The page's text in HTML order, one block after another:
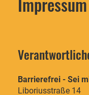
Barrierefrei - Sei
Liboriusstraße 14